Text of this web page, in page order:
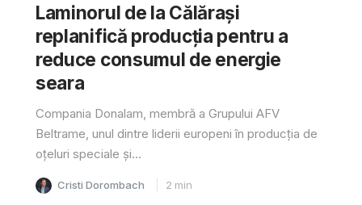
Laminorul de la Călărași
replanifică producția pentru a
reduce consumul de energie
seara
Compania Donalam, membră a Grupului AFV
Beltrame, unul dintre liderii europeni în producția de
oțeluri speciale și...
Cristi Dorombach 2 min